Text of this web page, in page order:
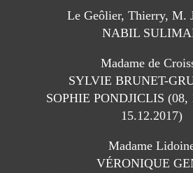
Le Geôlier, Thierry, M.
NABIL
Madame de
SYLVIE BRUNET-
SOPHIE PONDJICLIS (08,
15.12.2017)
Madame
VÉRONIQUE